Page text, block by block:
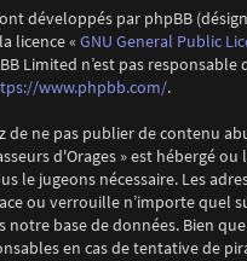
développés par phpBB
licence « GNU General Public
Limited n’est pas
www.phpbb.com/.
de ne pas publier de contenu
d'Orages » est hébergé
le jugeons nécessaire. Les
ou verrouille n’importe quel
notre base de données. Bien
en cas de tentative de